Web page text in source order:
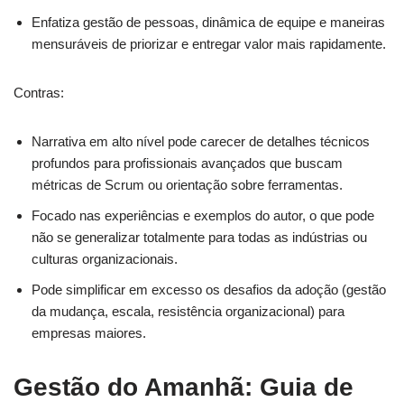
Enfatiza gestão de pessoas, dinâmica de equipe e maneiras
mensuráveis de priorizar e entregar valor mais rapidamente.
Contras:
Narrativa em alto nível pode carecer de detalhes técnicos
profundos para profissionais avançados que buscam
métricas de Scrum ou orientação sobre ferramentas.
Focado nas experiências e exemplos do autor, o que pode
não se generalizar totalmente para todas as indústrias ou
culturas organizacionais.
Pode simplificar em excesso os desafios da adoção (gestão
da mudança, escala, resistência organizacional) para
empresas maiores.
Gestão do Amanhã: Guia de